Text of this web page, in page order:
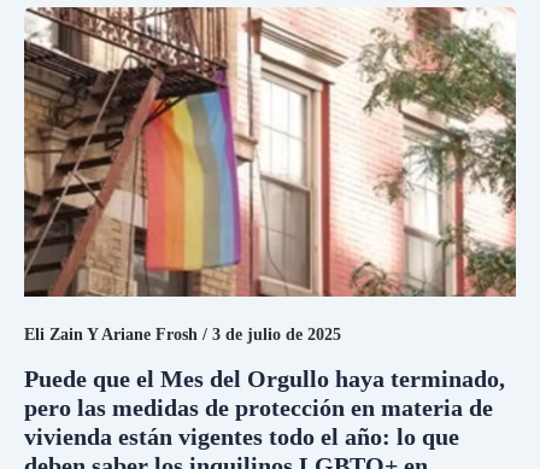
Eli Zain Y Ariane Frosh / 3 de julio de 2025
Puede que el Mes del Orgullo haya terminado,
pero las medidas de protección en materia de
vivienda están vigentes todo el año: lo que
que
el
Mes
del
Orgullo
haya
terminado,
pero
las
medidas
de
protección
en
materia
vivienda
están
vigentes
todo